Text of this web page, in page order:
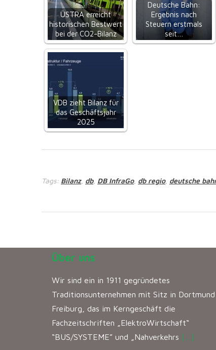
ÜSTRA erreicht
historischen Bestwert
bei der CO2-Bilanz
Deutsche Bahn:
Ergebnis nach
Steuern erstmals
seit…
VDB zieht Bilanz für
das Geschäftsjahr
2025
Tags: Bilanz, db, DB InfraGo, db regio, deutsche
Über uns
Wir sind ein in 1911 gegründetes
Traditionsunternehmen mit Sitz in Dortmund
Freiburg, das im Kerngeschäft die
Fachzeitschriften „ElektroWirtschaft“
“BUS/SYSTEME” und „Nahverkehrs […]